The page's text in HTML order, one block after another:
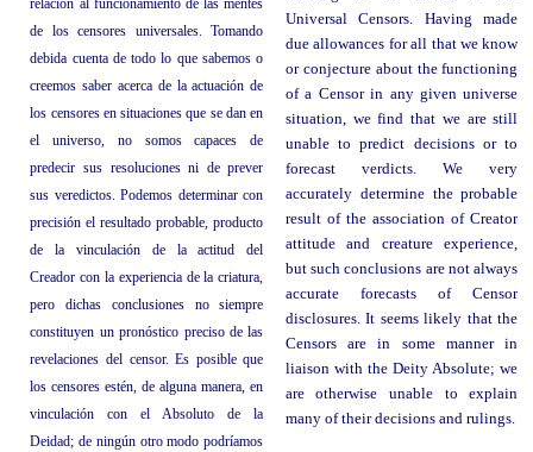
relación al funcionamiento de las mentes
de los censores universales. Tomando
debida cuenta de todo lo que sabemos o
creemos saber acerca de la actuación de
los censores en situaciones que se dan en
el universo, no somos capaces de
predecir sus resoluciones ni de prever
sus veredictos. Podemos determinar con
precisión el resultado probable, producto
de la vinculación de la actitud del
Creador con la experiencia de la criatura,
pero dichas conclusiones no siempre
constituyen un pronóstico preciso de las
revelaciones del censor. Es posible que
los censores estén, de alguna manera, en
vinculación con el Absoluto de la
Deidad; de ningún otro modo podríamos
Universal Censors. Having made
due allowances for all that we know
or conjecture about the functioning
of a Censor in any given universe
situation, we find that we are still
unable to predict decisions or to
forecast verdicts. We very
accurately determine the probable
result of the association of Creator
attitude and creature experience,
but such conclusions are not always
accurate forecasts of Censor
disclosures. It seems likely that the
Censors are in some manner in
liaison with the Deity Absolute; we
are otherwise unable to explain
many of their decisions and rulings.